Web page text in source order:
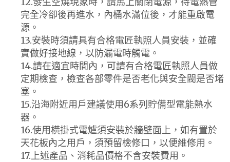
完全冷卻後再進水，內桶水滿位後，才能重啟電
源。
13.安裝時須請具有合格電匠執照人員安裝，並確
實做好接地線，以防漏電時觸電。
14.請在適宜時間內，可請有合格電匠執照人員做
定期檢查，檢查各部零件是否老化與安全閥是否堵
塞。
15.沿海附近用戶建議使用6系列貯備型電能熱水
器。
16.使用橫掛式電爐須安裝於牆壁面上，如有置於
天花板內之用戶，須預留檢修口，以便維修用。
17.上述產品、消耗品價格不含安裝費用。